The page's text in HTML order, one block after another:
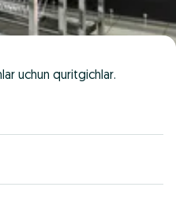
uchun quritgichlar.